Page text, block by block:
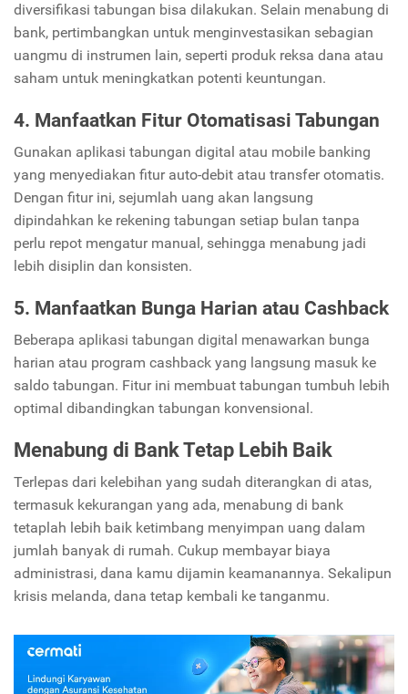
diversifikasi tabungan bisa dilakukan. Selain menabung di
bank, pertimbangkan untuk menginvestasikan sebagian
uangmu di instrumen lain, seperti produk reksa dana atau
saham untuk meningkatkan potenti keuntungan.
4. Manfaatkan Fitur Otomatisasi Tabungan
Gunakan aplikasi tabungan digital atau mobile banking
yang menyediakan fitur auto-debit atau transfer otomatis.
Dengan fitur ini, sejumlah uang akan langsung
dipindahkan ke rekening tabungan setiap bulan tanpa
perlu repot mengatur manual, sehingga menabung jadi
lebih disiplin dan konsisten.
5. Manfaatkan Bunga Harian atau Cashback
Beberapa aplikasi tabungan digital menawarkan bunga
harian atau program cashback yang langsung masuk ke
saldo tabungan. Fitur ini membuat tabungan tumbuh lebih
optimal dibandingkan tabungan konvensional.
Menabung di Bank Tetap Lebih Baik
Terlepas dari kelebihan yang sudah diterangkan di atas,
termasuk kekurangan yang ada, menabung di bank
tetaplah lebih baik ketimbang menyimpan uang dalam
jumlah banyak di rumah. Cukup membayar biaya
administrasi, dana kamu dijamin keamanannya. Sekalipun
krisis melanda, dana tetap kembali ke tanganmu.